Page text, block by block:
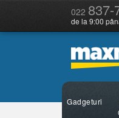
022 837-
de la 9:00
Gadgeturi